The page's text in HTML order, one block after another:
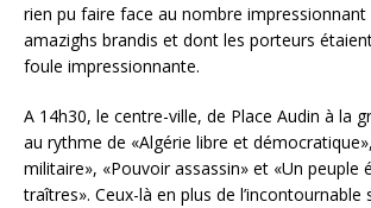
rien pu faire face au nombre impressionnant
amazighs brandis et dont les porteurs
foule impressionnante.
A 14h30, le centre-ville, de Place Audin à la
au rythme de «Algérie libre et
militaire», «Pouvoir assassin» et «Un peuple
traîtres». Ceux-là en plus de